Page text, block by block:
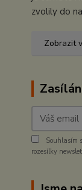
zvolily do
Zobrazit
Souhlasím
rozesílky